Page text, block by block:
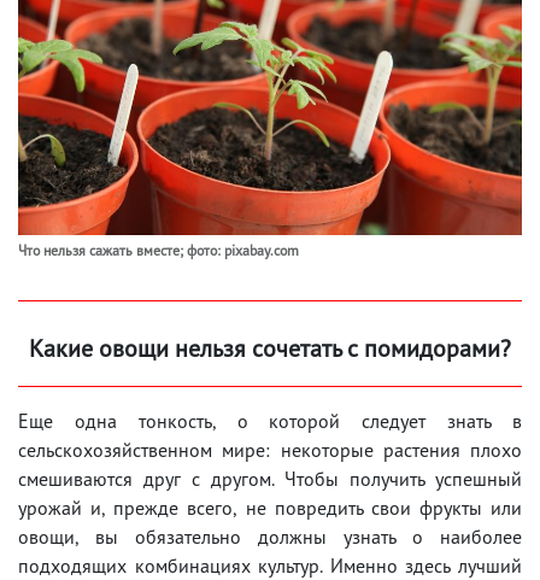
Что нельзя сажать вместе; фото: pixabay.com
Какие овощи нельзя сочетать с помидорами?
Еще одна тонкость, о которой следует знать в
сельскохозяйственном мире: некоторые растения плохо
смешиваются друг с другом. Чтобы получить успешный
урожай и, прежде всего, не повредить свои фрукты или
овощи, вы обязательно должны узнать о наиболее
подходящих комбинациях культур. Именно здесь лучший